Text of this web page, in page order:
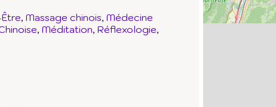
Massage chinois Médecine
Méditation Réflexologie